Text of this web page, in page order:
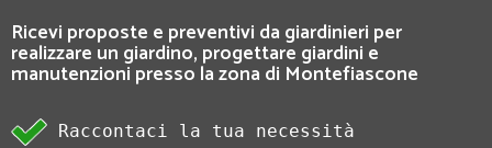
Ricevi proposte e preventivi da giardinieri per
realizzare un giardino, progettare giardini e
manutenzioni presso la zona di Montefiascone
Raccontaci la tua necessità